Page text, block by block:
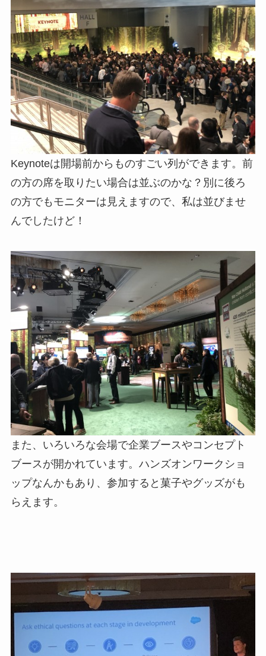
Keynoteは開場前からものすごい列ができます。前
の方の席を取りたい場合は並ぶのかな？別に後ろ
の方でもモニターは見えますので、私は並びませ
んでしたけど！
また、いろいろな会場で企業ブースやコンセプト
ブースが開かれています。ハンズオンワークショ
ップなんかもあり、参加すると菓子やグッズがも
らえます。